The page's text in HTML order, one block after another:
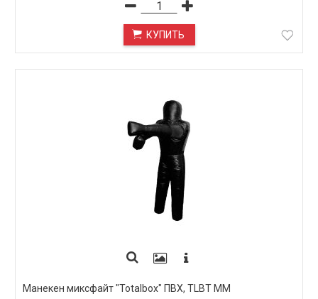
КУПИТЬ
Манекен миксфайт "Totalbox" ПВХ, TLBТ ММ